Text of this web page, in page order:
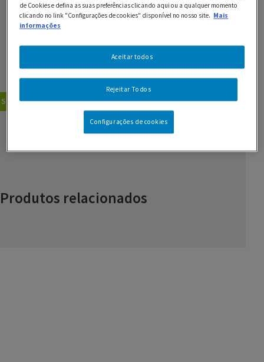
25 g de KITKAT POPS chocolate de leite
1 ovo
pasta de açúcar branca
Sobremesas Ocasiões Especiais
Produtos relacionados
de Cookies e defina as suas preferências clicando aqui ou a qualquer momento
clicando no link "Configurações de cookies" disponível no nosso site. Mais
informações
Rejeitar Todos
Aceitar todos
Configurações de cookies